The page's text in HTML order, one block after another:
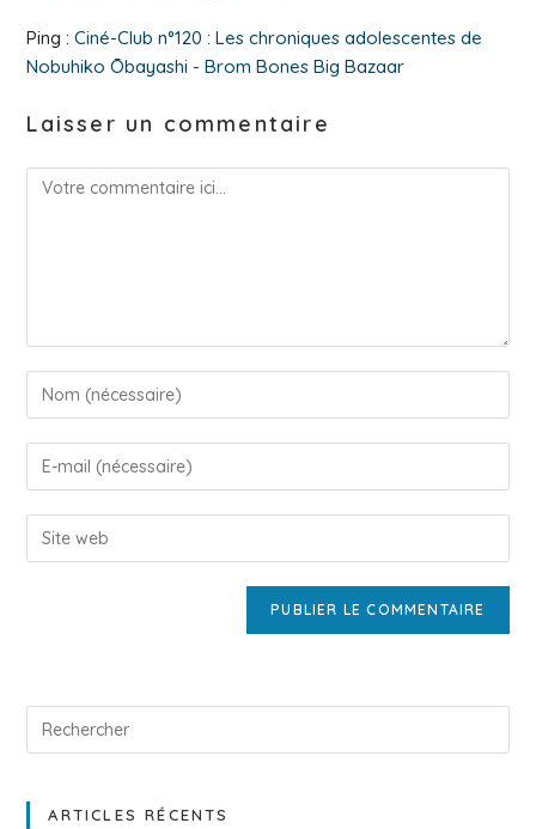
Ping :Ciné-Club n°120 : Les chroniques adolescentes de
Nobuhiko Ōbayashi - Brom Bones Big Bazaar
Laisser un commentaire
ARTICLES RÉCENTS